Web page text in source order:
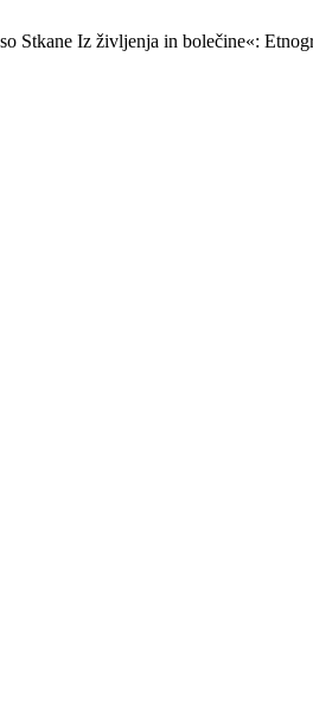
Stkane Iz življenja in bolečine«: